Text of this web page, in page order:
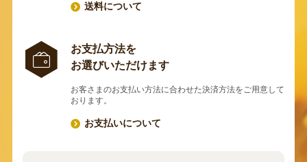
送料について
お支払方法を
お選びいただけます
お客さまのお支払い方法に合わせた決済方法をご用意して
おります。
お支払いについて